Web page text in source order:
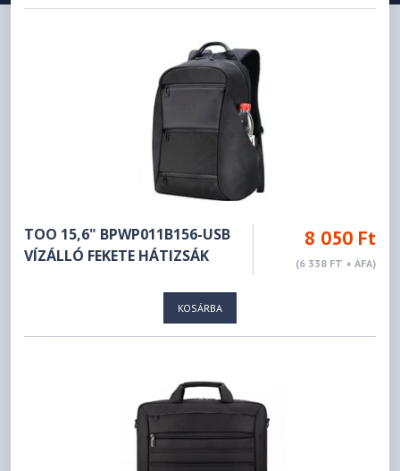
TOO 15,6" BPWP011B156-USB
VÍZÁLLÓ FEKETE HÁTIZSÁK
8 050 Ft
(6 338 FT + ÁFA)
KOSÁRBA